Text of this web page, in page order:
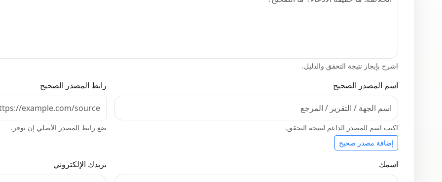
اشرح بإيجاز نتيجة التحقق والدليل.
اسم المصدر الصحيح
اكتب اسم المصدر الداعم لنتيجة التحقق.
رابط المصدر الصحيح
ضع رابط المصدر الأصلي إن توفر.
إضافة مصدر صحيح
اسمك بريدك الإلكتروني